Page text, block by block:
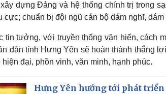
dựng Đảng và hệ thống chính trị trong
cực; chuẩn bị đội ngũ cán bộ dám nghĩ,
tin tưởng, với truyền thống văn hiến, cách
dân tỉnh Hưng Yên sẽ hoàn thành thắng
đại, phồn vinh, văn minh, hạnh phúc.
Hưng Yên hướng tới phát